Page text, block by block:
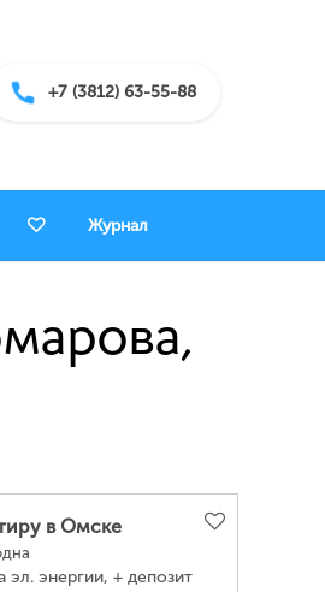
+7 (3812) 63-55-88
Журнал
в Омске
эл. энергии, + депозит